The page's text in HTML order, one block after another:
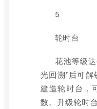
5
轮时台
花池等级
光回溯”后可
建造轮时台，
数。升级轮时